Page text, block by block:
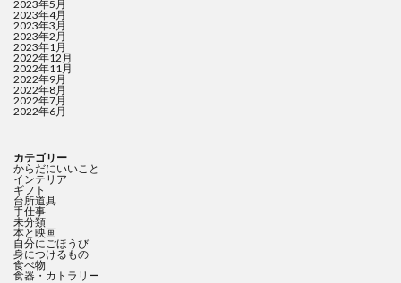
2023年5月
2023年4月
2023年3月
2023年2月
2023年1月
2022年12月
2022年11月
2022年9月
2022年8月
2022年7月
2022年6月
カテゴリー
からだにいいこと
インテリア
ギフト
台所道具
手仕事
未分類
本と映画
自分にごほうび
身につけるもの
食べ物
食器・カトラリー